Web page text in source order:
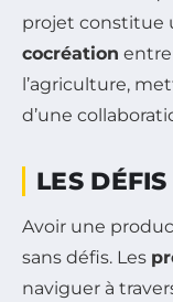
projet constitue
cocréation
l’agriculture,
d’une
LES
Avoir une
sans défis. Les
naviguer à